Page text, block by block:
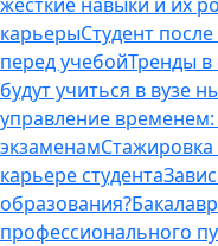
карьерыСтудент
перед учебойТренды в
будут учиться в вузе
управление временем:
экзаменам
карьере студента
образования?
профессионального